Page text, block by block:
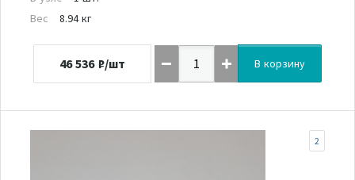
Вес
8.94 кг
46 536 ₽/шт В корзину
2